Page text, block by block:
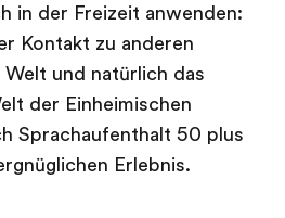
in der Freizeit anwenden:
Kontakt zu anderen
Welt und natürlich das
der Einheimischen
Sprachaufenthalt 50 plus
Erlebnis.